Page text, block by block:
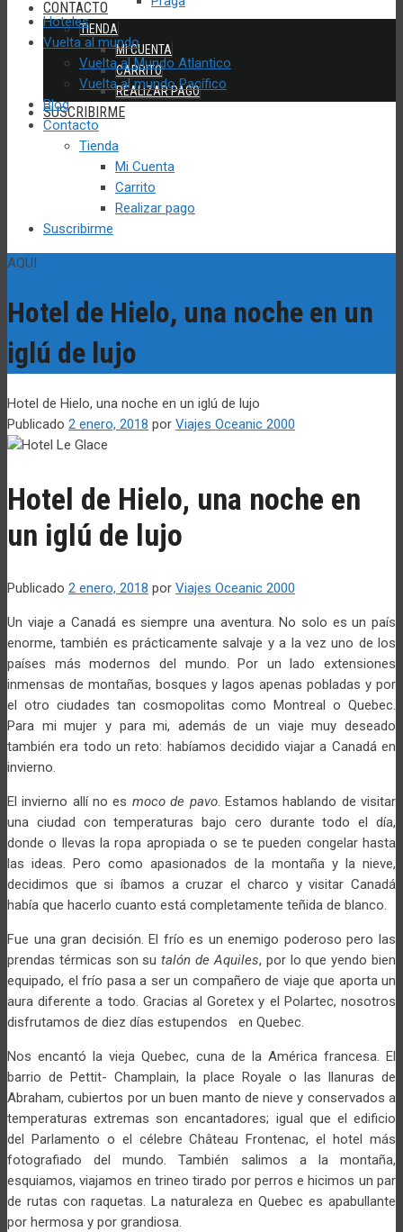
CONTACTO
TIENDA
MI CUENTA
CARRITO
REALIZAR PAGO
SUSCRIBIRME
Hoteles
Vuelta al mundo
Vuelta al Mundo Atlantico
Vuelta al mundo Pacífico
Blog
Contacto
Tienda
Mi Cuenta
Carrito
Realizar pago
Suscribirme
AQUI
Hotel de Hielo, una noche en un
iglú de lujo
Hotel de Hielo, una noche en un iglú de lujo
Publicado 2 enero, 2018 por Viajes Oceanic 2000
Hotel de Hielo, una noche en
un iglú de lujo
Publicado 2 enero, 2018 por Viajes Oceanic 2000
Un viaje a Canadá es siempre una aventura. No solo es un país
enorme, también es prácticamente salvaje y a la vez uno de los
países más modernos del mundo. Por un lado extensiones
inmensas de montañas, bosques y lagos apenas pobladas y por
el otro ciudades tan cosmopolitas como Montreal o Quebec.
Para mi mujer y para mi, además de un viaje muy deseado
también era todo un reto: habíamos decidido viajar a Canadá en
invierno.
El invierno allí no es moco de pavo. Estamos hablando de visitar
una ciudad con temperaturas bajo cero durante todo el día,
donde o llevas la ropa apropiada o se te pueden congelar hasta
las ideas. Pero como apasionados de la montaña y la nieve,
decidimos que si íbamos a cruzar el charco y visitar Canadá
había que hacerlo cuanto está completamente teñida de blanco.
Fue una gran decisión. El frío es un enemigo poderoso pero las
prendas térmicas son sutalón de Aquiles, por lo que yendo bien
equipado, el frío pasa a ser un compañero de viaje que aporta un
aura diferente a todo. Gracias al Goretex y el Polartec, nosotros
disfrutamos de diez días estupendos en Quebec.
Nos encantó la vieja Quebec, cuna de la América francesa. El
barrio de Pettit- Champlain, la place Royale o las llanuras de
Abraham, cubiertos por un buen manto de nieve y conservados a
temperaturas extremas son encantadores; igual que el edificio
del Parlamento o el célebre Château Frontenac, el hotel más
fotografiado del mundo. También salimos a la montaña,
esquiamos, viajamos en trineo tirado por perros e hicimos un par
de rutas con raquetas. La naturaleza en Quebec es apabullante
por hermosa y por grandiosa.